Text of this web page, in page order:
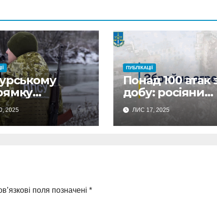
окупантів
2025
ПУБЛІКАЦІЇ
Понад 100 атак
добу: росіяни
масовано
обстріляли
Сумщину
ЛИС 17, 2025
поля позначені *